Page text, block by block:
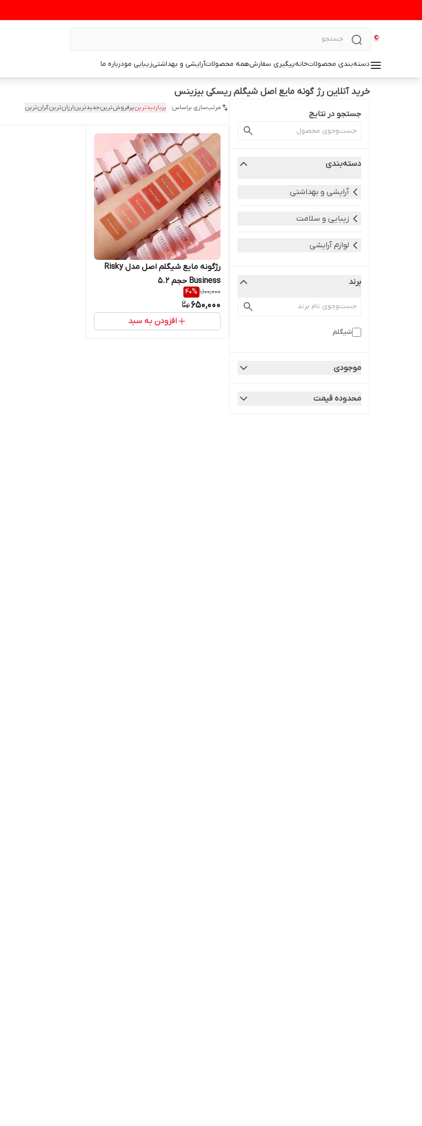
دسته‌بندی محصولاتخانهپیگیری سفارشهمه محصولاتآرایشی و بهداشتیزیبایی مودرباره ما
خرید آنلاین رژ گونه مایع اصل شیگلم ریسکی بیزینس
جستجو در نتایج
دسته‌بندی
آرایشی و بهداشتی
زیبایی و سلامت
لوازم آرایشی
برند
شیگلم
موجودی
محدوده قیمت
مرتب‌سازی براساس: پربازدیدترینپرفروش‌ترینجدیدترینارزان‌ترینگران‌ترین
رژگونه مایع شیگلم اصل مدل Risky
Business حجم ۵.۲
1,100,000
40%
650,000
افزودن به سبد